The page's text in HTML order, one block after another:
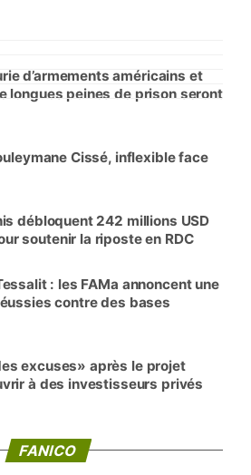
d’armements américains et
longues peines de prison seront
Cissé, inflexible face
débloquent 242 millions USD
soutenir la riposte en RDC
: les FAMa annoncent une
contre des bases
excuses» après le projet
à des investisseurs privés
FANICO